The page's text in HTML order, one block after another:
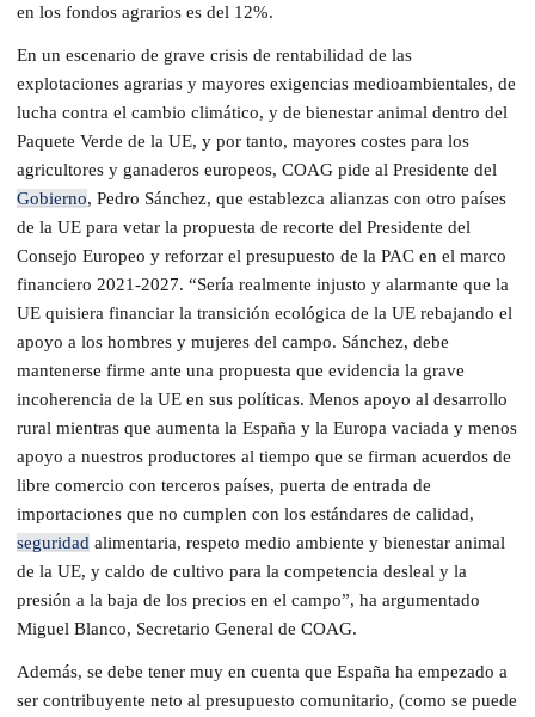
en los fondos agrarios es del 12%.
En un escenario de grave crisis de rentabilidad de las
explotaciones agrarias y mayores exigencias medioambientales, de
lucha contra el cambio climático, y de bienestar animal dentro del
Paquete Verde de la UE, y por tanto, mayores costes para los
agricultores y ganaderos europeos, COAG pide al Presidente del
Gobierno, Pedro Sánchez, que establezca alianzas con otro países
de la UE para vetar la propuesta de recorte del Presidente del
Consejo Europeo y reforzar el presupuesto de la PAC en el marco
financiero 2021-2027. “Sería realmente injusto y alarmante que la
UE quisiera financiar la transición ecológica de la UE rebajando el
apoyo a los hombres y mujeres del campo. Sánchez, debe
mantenerse firme ante una propuesta que evidencia la grave
incoherencia de la UE en sus políticas. Menos apoyo al desarrollo
rural mientras que aumenta la España y la Europa vaciada y menos
apoyo a nuestros productores al tiempo que se firman acuerdos de
libre comercio con terceros países, puerta de entrada de
importaciones que no cumplen con los estándares de calidad,
seguridad alimentaria, respeto medio ambiente y bienestar animal
de la UE, y caldo de cultivo para la competencia desleal y la
presión a la baja de los precios en el campo”, ha argumentado
Miguel Blanco, Secretario General de COAG.
Además, se debe tener muy en cuenta que España ha empezado a
ser contribuyente neto al presupuesto comunitario, (como se puede